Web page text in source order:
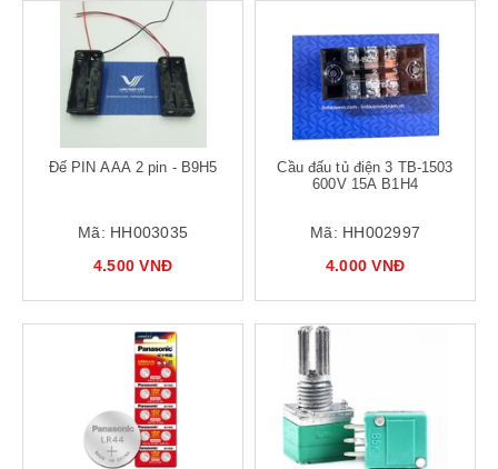
Đế PIN AAA 2 pin - B9H5
Mã: HH003035
4.500 VNĐ
Cầu đấu tủ điện 3 TB-1503
600V 15A B1H4
Mã: HH002997
4.000 VNĐ